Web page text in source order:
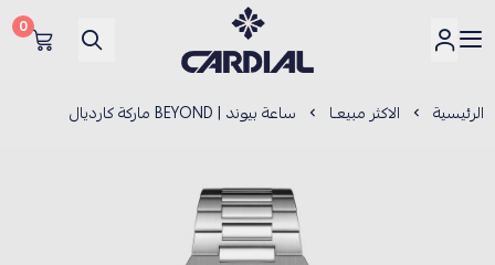
كارديــال
0
الرئيسية الاكثر مبيعـا ساعة بيوند | BEYOND ماركة كارديال